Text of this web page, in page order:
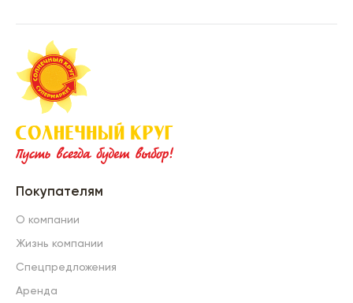
Покупателям
О компании
Жизнь компании
Спецпредложения
Аренда